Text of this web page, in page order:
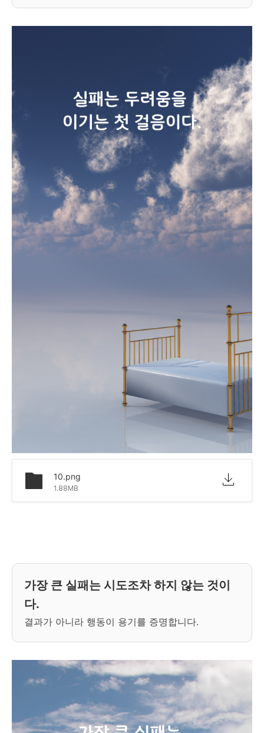
10.png
1.88MB
가장 큰 실패는 시도조차 하지 않는 것이
다.
결과가 아니라 행동이 용기를 증명합니다.